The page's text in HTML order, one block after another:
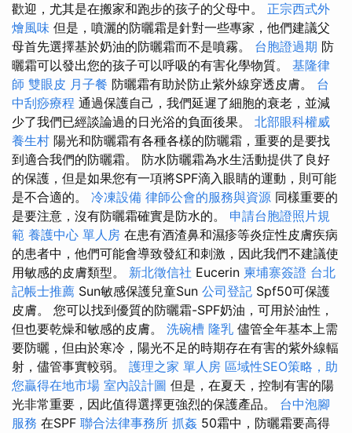
歡迎，尤其是在搬家和跑步的孩子的父母中。 正宗西式外
燴風味 但是，噴灑的防曬霜是針對一些專家，他們建議父
母首先選擇基於奶油的防曬霜而不是噴霧。 台胞證過期 防
曬霜可以發出您的孩子可以呼吸的有害化學物質。 基隆律
師 雙眼皮 月子餐 防曬霜有助於防止紫外線穿透皮膚。 台
中刮痧療程 通過保護自己，我們延遲了細胞的衰老，並減
少了我們已經談論過的日光浴的負面後果。 北部眼科權威
養生村 陽光和防曬霜有各種各樣的防曬霜，重要的是要找
到適合我們的防曬霜。 防水防曬霜為水生活動提供了良好
的保護，但是如果您有一項將SPF滴入眼睛的運動，則可能
是不合適的。 冷凍設備 律師公會的服務與資源 同樣重要的
是要注意，沒有防曬霜確實是防水的。 申請台胞證照片規
範 養護中心 單人房 在患有酒渣鼻和濕疹等炎症性皮膚疾病
的患者中，他們可能會導致發紅和刺激，因此我們不建議使
用敏感的皮膚類型。 新北徵信社 Eucerin 柬埔寨簽證 台北
記帳士推薦 Sun敏感保護兒童Sun 公司登記 Spf50可保護
皮膚。 您可以找到優質的防曬霜-SPF奶油，可用於油性，
但也要乾燥和敏感的皮膚。 洗碗槽 隆乳 儘管全年基本上需
要防曬，但由於寒冷，陽光不足的時期存在有害的紫外線輻
射，儘管事實較弱。 護理之家 單人房 區域性SEO策略，助
您贏得在地市場 室內設計圖 但是，在夏天，控制有害的陽
光非常重要，因此值得選擇更強烈的保護產品。 台中泡腳
服務 在SPF 聯合法律事務所 抓姦 50霜中，防曬霜要高得